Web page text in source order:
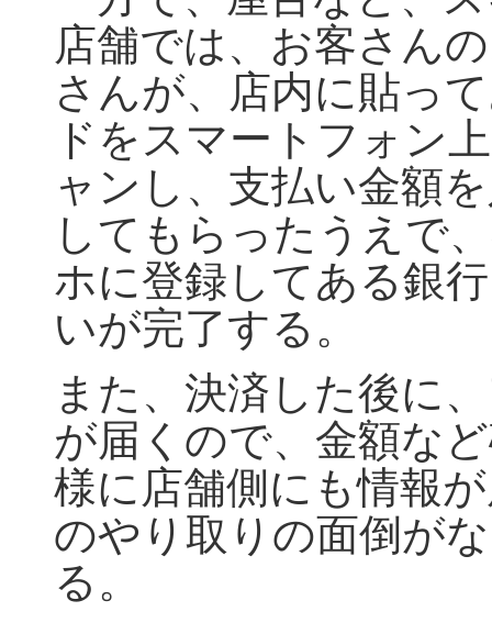
店舗では、お客さん
さんが、店内に貼っ
ドをスマートフォン
ャンし、支払い金額
してもらったうえで
ホに登録してある銀
いが完了する。
また、決済した後に
が届くので、金額な
様に店舗側にも情報
のやり取りの面倒が
る。